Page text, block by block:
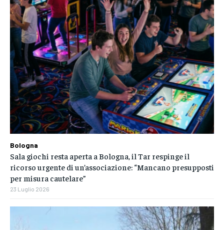
Bologna
Sala giochi resta aperta a Bologna, il Tar respinge il
ricorso urgente di un’associazione: “Mancano presupposti
per misura cautelare”
23 Luglio 2026